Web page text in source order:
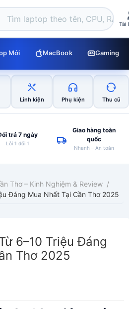
Tài
Mới MacBook Gaming
Linh kiện Phụ kiện Thu cũ
trả 7 ngày
Lỗi 1 đổi 1
Giao hàng toàn
quốc
Nhanh – An toàn
Thơ – Kinh Nghiệm & Review /
Đáng Mua Nhất Tại Cần Thơ 2025
6–10 Triệu Đáng
Thơ 2025